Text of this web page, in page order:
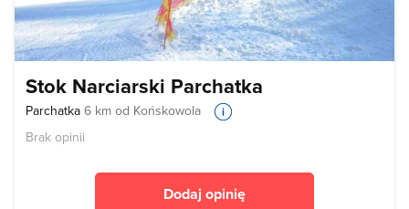
Stok Narciarski Parchatka
Parchatka 6 km od Końskowola
Brak opinii
Dodaj opinię